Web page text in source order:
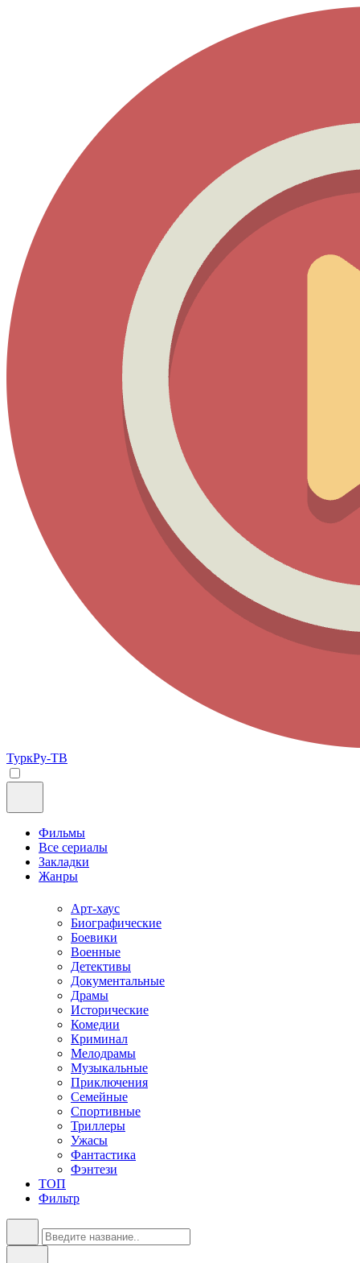
ТуркРу-ТВ
Фильмы
Все сериалы
Закладки
Жанры
Арт-хаус
Биографические
Боевики
Военные
Детективы
Документальные
Драмы
Исторические
Комедии
Криминал
Мелодрамы
Музыкальные
Приключения
Семейные
Спортивные
Триллеры
Ужасы
Фантастика
Фэнтези
ТОП
Фильтр